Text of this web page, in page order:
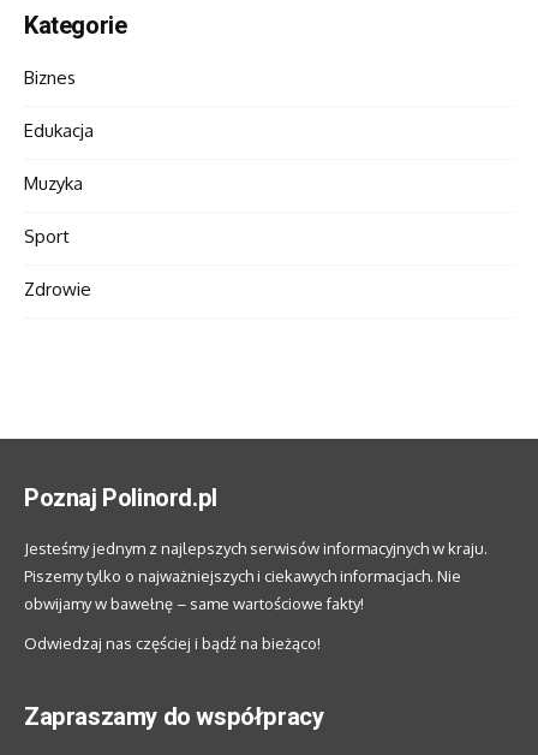
Kategorie
Biznes
Edukacja
Muzyka
Sport
Zdrowie
Poznaj Polinord.pl
Jesteśmy jednym z najlepszych serwisów informacyjnych w kraju.
Piszemy tylko o najważniejszych i ciekawych informacjach. Nie
obwijamy w bawełnę – same wartościowe fakty!
Odwiedzaj nas częściej i bądź na bieżąco!
Zapraszamy do współpracy